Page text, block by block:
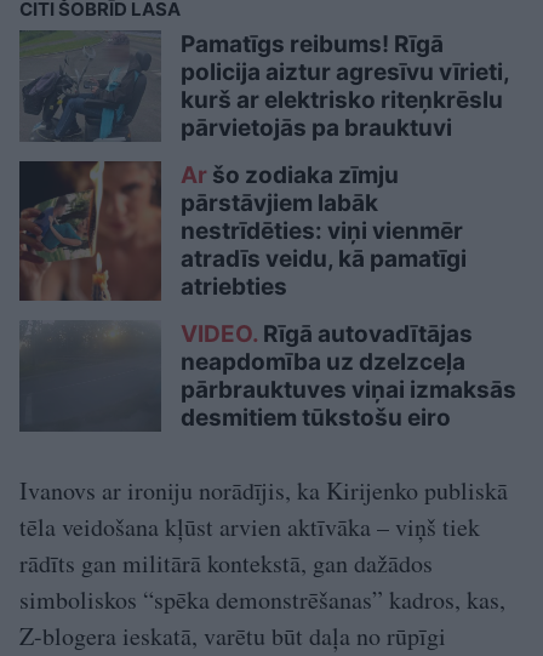
CITI ŠOBRĪD LASA
Pamatīgs reibums! Rīgā
policija aiztur agresīvu vīrieti,
kurš ar elektrisko riteņkrēslu
pārvietojās pa brauktuvi
Ar šo zodiaka zīmju
pārstāvjiem labāk
nestrīdēties: viņi vienmēr
atradīs veidu, kā pamatīgi
atriebties
VIDEO. Rīgā autovadītājas
neapdomība uz dzelzceļa
pārbrauktuves viņai izmaksās
desmitiem tūkstošu eiro
Ivanovs ar ironiju norādījis, ka Kirijenko publiskā
tēla veidošana kļūst arvien aktīvāka – viņš tiek
rādīts gan militārā kontekstā, gan dažādos
simboliskos “spēka demonstrēšanas” kadros, kas,
Z-blogera ieskatā, varētu būt daļa no rūpīgi